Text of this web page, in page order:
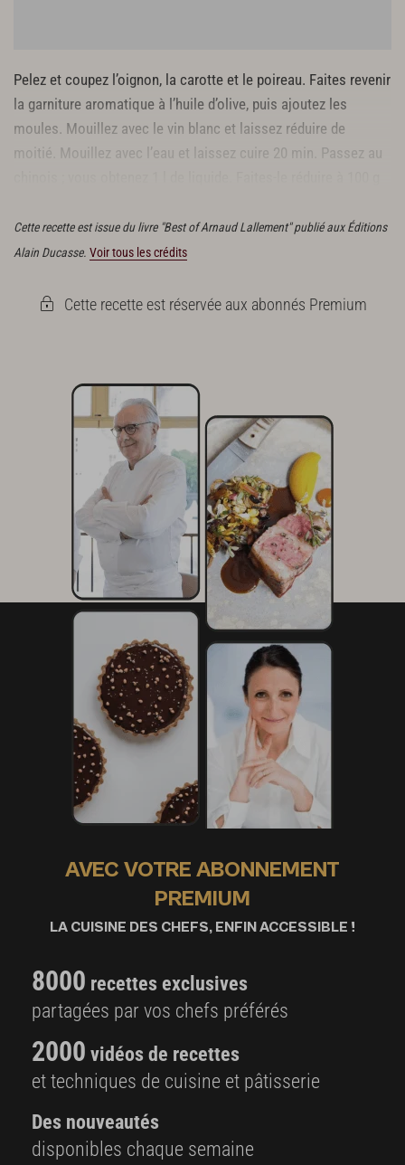
Pelez et coupez l’oignon, la carotte et le poireau. Faites revenir
la garniture aromatique à l’huile d’olive, puis ajoutez les
moules. Mouillez avec le vin blanc et laissez réduire de
moitié. Mouillez avec l’eau et laissez cuire 20 min. Passez au
Cette recette est issue du livre "Best of Arnaud Lallement" publié aux Éditions
Alain Ducasse. Voir tous les crédits
Cette recette est réservée aux abonnés Premium
AVEC VOTRE ABONNEMENT
PREMIUM
LA CUISINE DES CHEFS, ENFIN ACCESSIBLE !
8000 recettes exclusives
partagées par vos chefs préférés
2000 vidéos de recettes
et techniques de cuisine et pâtisserie
Des nouveautés
disponibles chaque semaine